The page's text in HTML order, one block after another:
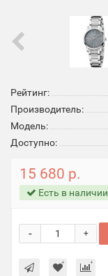
Рейтинг:
Производитель:
Модель:
Доступно:
15 680 р.
Есть в наличии
+
-